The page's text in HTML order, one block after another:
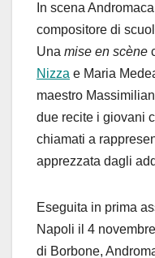
In scena
compositore di
Una mise en scène
Nizza e Maria
maestro
due recite i giovani
chiamati a
apprezzata dagli
Eseguita in prima
Napoli il 4
di Borbone,